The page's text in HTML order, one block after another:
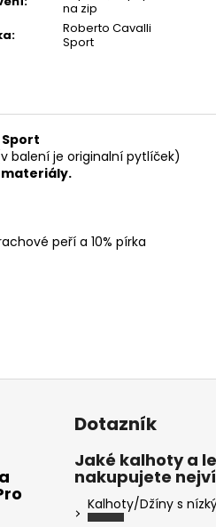
na zip
:
Roberto Cavalli
Sport
Sport
balení je originalní pytlíček)
peří a 10% pírka
Dotazník
Jaké kalhoty a
nakupujete
Kalhoty/Džíny s